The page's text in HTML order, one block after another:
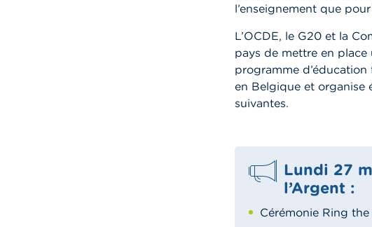
l’enseignement que
L’OCDE, le G20 et la
pays de mettre en
programme
en Belgique et organise
suivantes.
Lundi 27
l’Argent :
Cérémonie Ring